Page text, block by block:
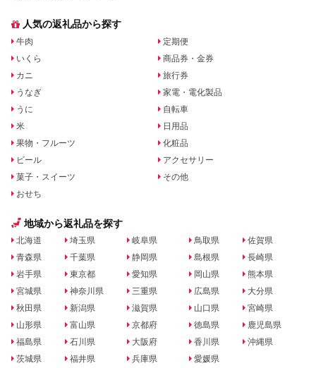
人気の返礼品から探す
牛肉
いくら
カニ
うなぎ
うに
米
果物・フルーツ
ビール
菓子・スイーツ
おせち
定期便
商品券・金券
旅行券
家電・電化製品
自転車
日用品
化粧品
アクセサリー
その他
地域から返礼品を探す
北海道
青森県
岩手県
宮城県
秋田県
山形県
福島県
茨城県
埼玉県
千葉県
東京都
神奈川県
新潟県
富山県
石川県
福井県
岐阜県
静岡県
愛知県
三重県
滋賀県
京都府
大阪府
兵庫県
鳥取県
島根県
岡山県
広島県
山口県
徳島県
香川県
愛媛県
佐賀県
長崎県
熊本県
大分県
宮崎県
鹿児島県
沖縄県